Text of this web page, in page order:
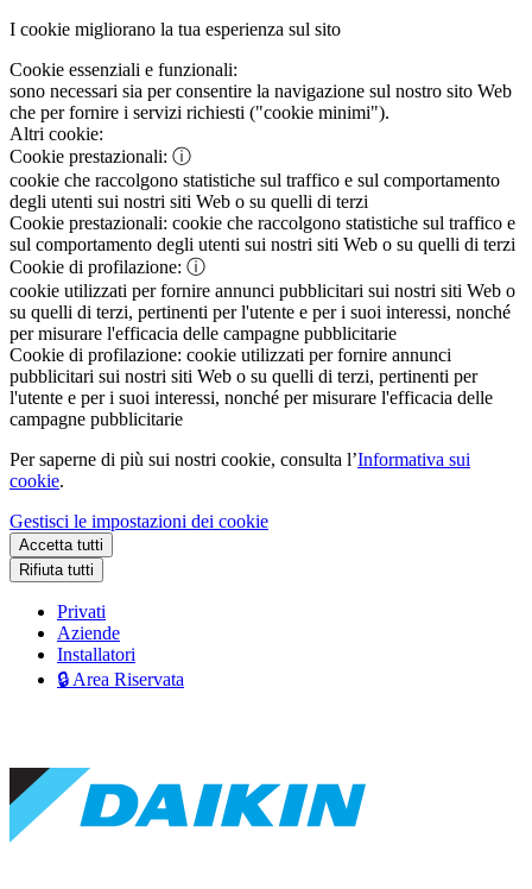
I cookie migliorano la tua esperienza sul sito
Cookie essenziali e funzionali:
sono necessari sia per consentire la navigazione sul nostro sito Web
che per fornire i servizi richiesti ("cookie minimi").
Altri cookie:
Cookie prestazionali: ⓘ
cookie che raccolgono statistiche sul traffico e sul comportamento
degli utenti sui nostri siti Web o su quelli di terzi
Cookie prestazionali: cookie che raccolgono statistiche sul traffico e
sul comportamento degli utenti sui nostri siti Web o su quelli di terzi
Cookie di profilazione: ⓘ
cookie utilizzati per fornire annunci pubblicitari sui nostri siti Web o
su quelli di terzi, pertinenti per l'utente e per i suoi interessi, nonché
per misurare l'efficacia delle campagne pubblicitarie
Cookie di profilazione: cookie utilizzati per fornire annunci
pubblicitari sui nostri siti Web o su quelli di terzi, pertinenti per
l'utente e per i suoi interessi, nonché per misurare l'efficacia delle
campagne pubblicitarie
Per saperne di più sui nostri cookie, consulta l’Informativa sui
cookie.
Gestisci le impostazioni dei cookie
Accetta tutti
Rifiuta tutti
Privati
Aziende
Installatori
🔒 Area Riservata